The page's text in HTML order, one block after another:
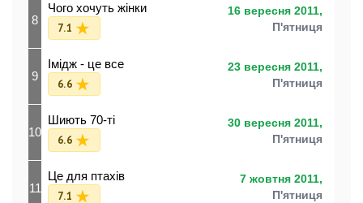
8
Чого хочуть жінки
7.1
16 вересня 2011,
П'ятниця
9
Імідж - це все
6.6
23 вересня 2011,
П'ятниця
10
Шиють 70-ті
6.6
30 вересня 2011,
П'ятниця
11
Це для птахів
7.1
7 жовтня 2011,
П'ятниця